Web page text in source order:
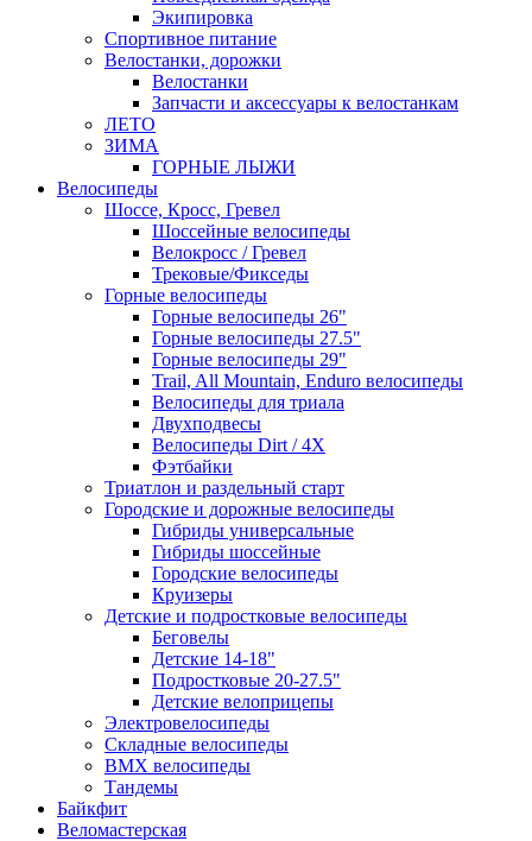
Экипировка
Спортивное питание
Велостанки, дорожки
Велостанки
Запчасти и аксессуары к велостанкам
ЛЕТО
ЗИМА
ГОРНЫЕ ЛЫЖИ
Велосипеды
Шоссе, Кросс, Гревел
Шоссейные велосипеды
Велокросс / Гревел
Трековые/Фикседы
Горные велосипеды
Горные велосипеды 26"
Горные велосипеды 27.5"
Горные велосипеды 29"
Trail, All Mountain, Enduro велосипеды
Велосипеды для триала
Двухподвесы
Велосипеды Dirt / 4X
Фэтбайки
Триатлон и раздельный старт
Городские и дорожные велосипеды
Гибриды универсальные
Гибриды шоссейные
Городские велосипеды
Круизеры
Детские и подростковые велосипеды
Беговелы
Детские 14-18"
Подростковые 20-27.5"
Детские велоприцепы
Электровелосипеды
Складные велосипеды
BMX велосипеды
Тандемы
Байкфит
Веломастерская